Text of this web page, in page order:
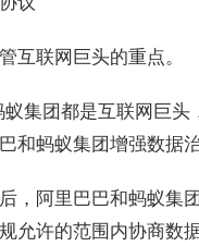
互联网巨头的重点。
蚁集团都是互联网巨
和蚂蚁集团增强数据
，阿里巴巴和蚂蚁集
允许的范围内协商数